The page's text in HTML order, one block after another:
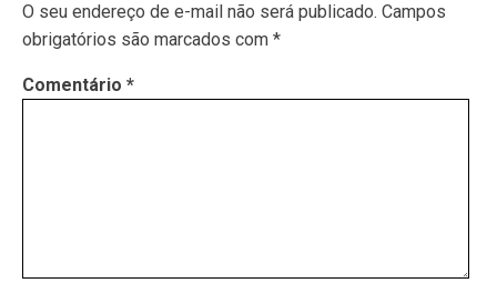
O seu endereço de e-mail não será publicado. Campos
obrigatórios são marcados com *
Comentário *